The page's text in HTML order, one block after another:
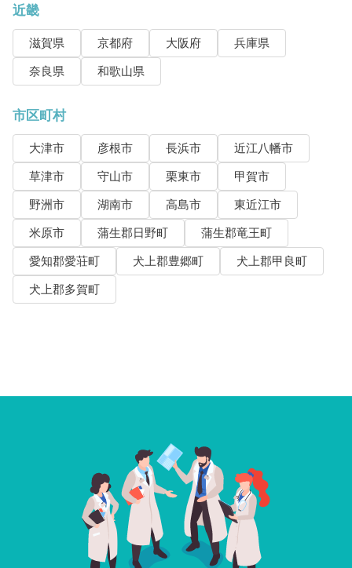
近畿
滋賀県 京都府 大阪府
兵庫県
奈良県
和歌山県
市区町村
大津市 彦根市 長浜市
近江八幡市
草津市
守山市 栗東市
甲賀市
野洲市
湖南市 高島市
東近江市
米原市
蒲生郡日野町
蒲生郡竜王町
愛知郡愛荘町
犬上郡豊郷町
犬上郡甲良町
犬上郡多賀町